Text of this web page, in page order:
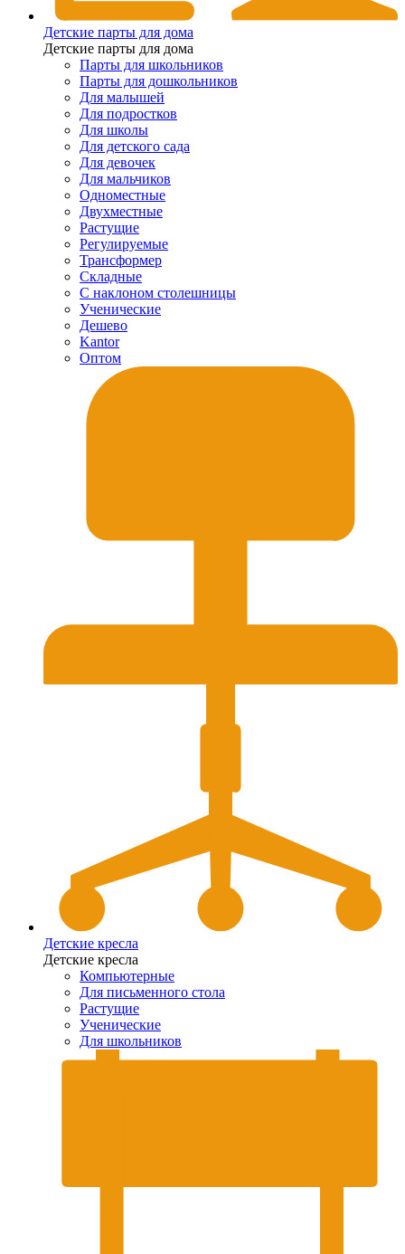
Детские парты для дома
Детские парты для дома
Парты для школьников
Парты для дошкольников
Для малышей
Для подростков
Для школы
Для детского сада
Для девочек
Для мальчиков
Одноместные
Двухместные
Растущие
Регулируемые
Трансформер
Складные
С наклоном столешницы
Ученические
Дешево
Kantor
Оптом
Детские кресла
Детские кресла
Компьютерные
Для письменного стола
Растущие
Ученические
Для школьников